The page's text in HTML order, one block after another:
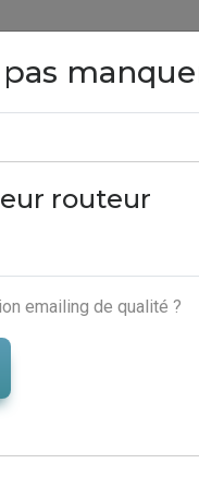
-
routeur
emailing de qualité ?